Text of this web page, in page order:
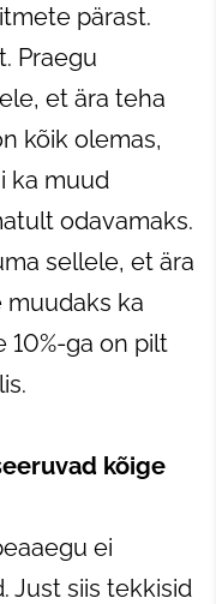
pärast.
Praegu
et ära teha
kõik olemas,
ka muud
odavamaks.
sellele, et ära
muudaks ka
10%-ga on pilt
kõige
ei
Just siis tekkisid